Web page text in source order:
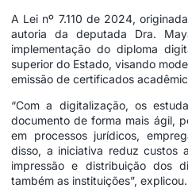
A Lei nº 7.110 de 2024,
autoria da deputada Dra.
implementação do diploma
superior do Estado, visando
emissão de certificados
“Com a digitalização, os
documento de forma mais ágil,
em processos jurídicos,
disso, a iniciativa reduz custos
impressão e distribuição dos
também as instituições”, explicou.